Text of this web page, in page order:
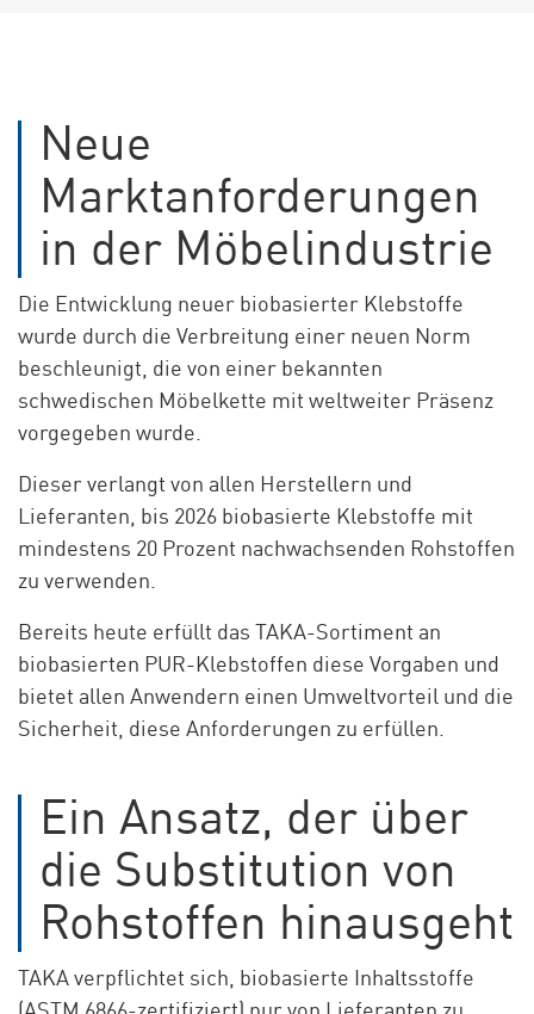
Neue
Marktanforderungen
in der Möbelindustrie
Die Entwicklung neuer biobasierter Klebstoffe
wurde durch die Verbreitung einer neuen Norm
beschleunigt, die von einer bekannten
schwedischen Möbelkette mit weltweiter Präsenz
vorgegeben wurde.
Dieser verlangt von allen Herstellern und
Lieferanten, bis 2026 biobasierte Klebstoffe mit
mindestens 20 Prozent nachwachsenden Rohstoffen
zu verwenden.
Bereits heute erfüllt das TAKA-Sortiment an
biobasierten PUR-Klebstoffen diese Vorgaben und
bietet allen Anwendern einen Umweltvorteil und die
Sicherheit, diese Anforderungen zu erfüllen.
Ein Ansatz, der über
die Substitution von
Rohstoffen hinausgeht
TAKA verpflichtet sich, biobasierte Inhaltsstoffe